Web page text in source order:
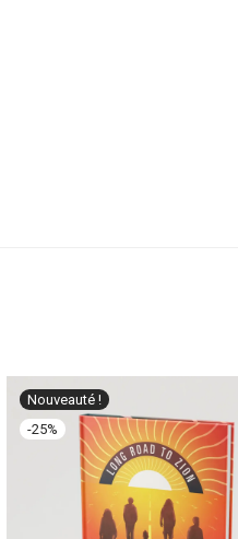
Nouveauté !
-25%